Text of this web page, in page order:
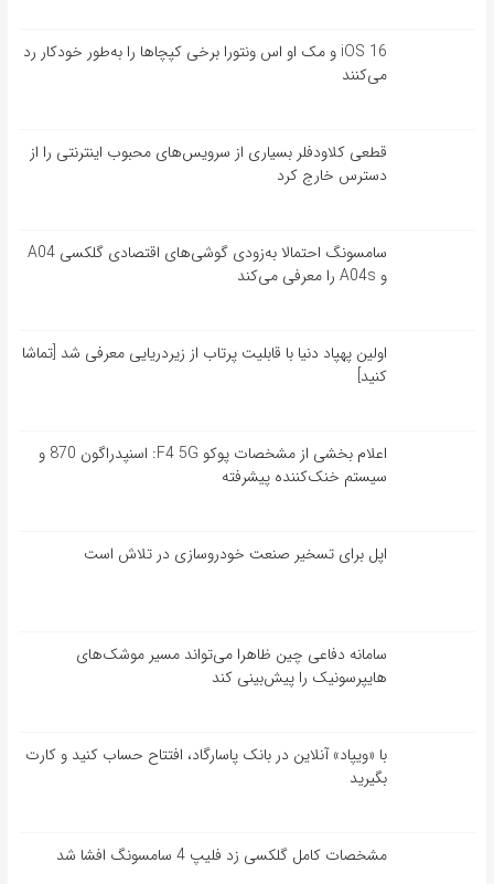
iOS 16 و مک او اس ونتورا برخی کپچاها را به‌طور خودکار رد
می‌کنند
قطعی کلاودفلر بسیاری از سرویس‌های محبوب اینترنتی را از
دسترس خارج کرد
سامسونگ احتمالا به‌زودی گوشی‌های اقتصادی گلکسی A04
و A04s را معرفی می‌کند
اولین پهپاد دنیا با قابلیت پرتاب از زیردریایی معرفی شد [تماشا
کنید]
اعلام بخشی از مشخصات پوکو F4 5G: اسنپدراگون 870 و
سیستم خنک‌کننده پیشرفته
اپل برای تسخیر صنعت خودروسازی در تلاش است
سامانه دفاعی چین ظاهرا می‌تواند مسیر موشک‌های
هایپرسونیک را پیش‌بینی کند
با «ویپاد» آنلاین در بانک پاسارگاد، افتتاح حساب کنید و کارت
بگیرید
مشخصات کامل گلکسی زد فلیپ 4 سامسونگ افشا شد